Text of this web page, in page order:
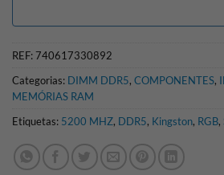
REF:740617330892
Categorias: DIMM DDR5, COMPONENTES,
MEMÓRIAS RAM
Etiquetas: 5200 MHZ, DDR5, Kingston, RGB,